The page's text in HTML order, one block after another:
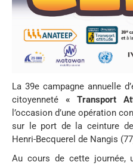
La 39e campagne annuelle
citoyenneté « Transport
l’occasion d’une opération
sur le port de la ceinture
Henri-Becquerel de Nangis
Au cours de cette journée,